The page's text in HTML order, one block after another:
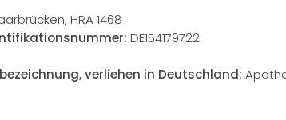
HRA 1468
DE154179722
verliehen in Deutschland: